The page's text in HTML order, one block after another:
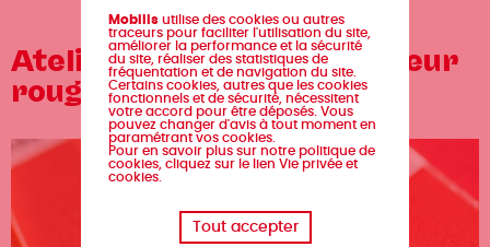
Atelier d'écriture La couleur
rouge
Mobilis utilise des cookies ou autres
traceurs pour faciliter l'utilisation du site,
améliorer la performance et la sécurité
du site, réaliser des statistiques de
fréquentation et de navigation du site.
Certains cookies, autres que les cookies
fonctionnels et de sécurité, nécessitent
votre accord pour être déposés. Vous
pouvez changer d'avis à tout moment en
paramétrant vos cookies.
Pour en savoir plus sur notre politique de
cookies, cliquez sur le lien Vie privée et
cookies.
Tout accepter